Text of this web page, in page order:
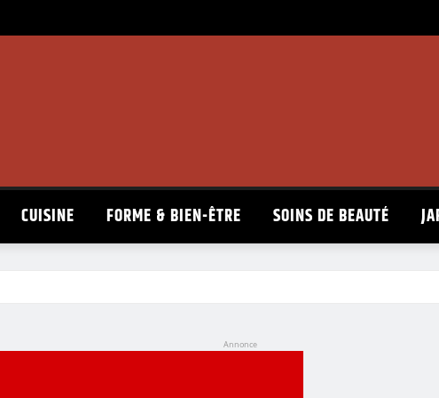
CUISINE FORME & BIEN-ÊTRE SOINS DE BEAUTÉ
Annonce